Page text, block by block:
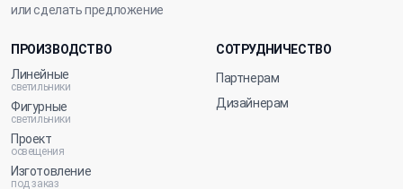
или сделать предложение
ПРОИЗВОДСТВО
Линейные
светильники
Фигурные
светильники
Проект
освещения
Изготовление
под заказ
СОТРУДНИЧЕСТВО
Партнерам
Дизайнерам